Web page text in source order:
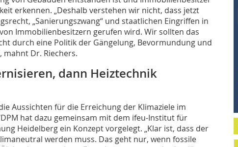
erkennen. „Deshalb verstehen wir nicht, dass jetzt
„Sanierungszwang“ und staatlichen Eingriffen in
Immobilienbesitzern gerufen wird. Wir sollten das
durch eine Politik der Gängelung, Bevormundung und
mahnt Dr. Riechers.
dann Heiztechnik
Aussichten für die Erreichung der Klimaziele im
hat dazu gemeinsam mit dem ifeu-Institut für
Heidelberg ein Konzept vorgelegt. „Klar ist, dass der
werden muss. Das geht nur, wenn fossile